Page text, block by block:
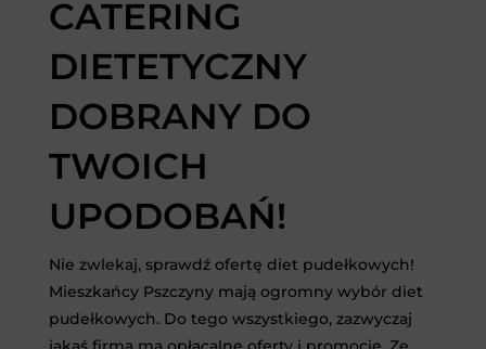
CATERING
DIETETYCZNY
DOBRANY DO
TWOICH
UPODOBAŃ!
Nie zwlekaj, sprawdź ofertę diet pudełkowych!
Mieszkańcy Pszczyny mają ogromny wybór diet
pudełkowych. Do tego wszystkiego, zazwyczaj